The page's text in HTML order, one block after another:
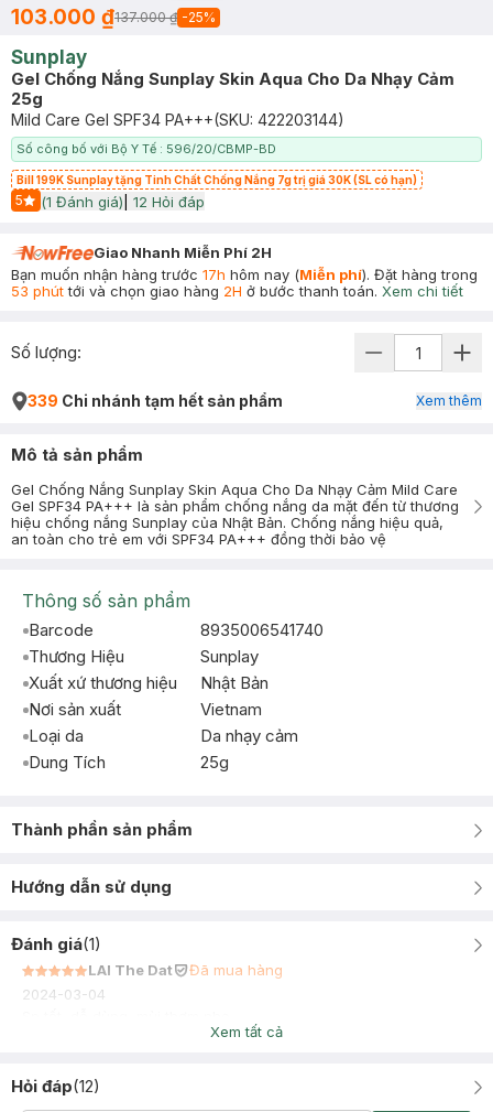
103.000 ₫137.000 ₫ -25%
Sunplay
Gel Chống Nắng Sunplay Skin Aqua Cho Da Nhạy Cảm
25g
Mild Care Gel SPF34 PA+++(SKU: 422203144)
Số công bố với Bộ Y Tế : 596/20/CBMP-BD
Bill 199K Sunplay tặng Tinh Chất Chống Nắng 7g trị giá 30K (SL có hạn)
5
Start Icon
(1 Đánh giá) 12 Hỏi đáp
Giao Nhanh Miễn Phí 2H
Bạn muốn nhận hàng trước 17h hôm nay (Miễn phí). Đặt hàng trong
53 phúttới và chọn giao hàng 2H ở bước thanh toán. Xem chi tiết
Số lượng:
339 Chi nhánh tạm hết sản phẩm Xem thêm
Mô tả sản phẩm
Gel Chống Nắng Sunplay Skin Aqua Cho Da Nhạy Cảm Mild Care
Gel SPF34 PA+++ là sản phẩm chống nắng da mặt đến từ thương
hiệu chống nắng Sunplay của Nhật Bản. Chống nắng hiệu quả,
an toàn cho trẻ em với SPF34 PA+++ đồng thời bảo vệ
Thông số sản phẩm
Barcode
8935006541740
Thương Hiệu
Sunplay
Xuất xứ thương hiệu
Nhật Bản
Nơi sản xuất
Vietnam
Loại da
Da nhạy cảm
Dung Tích
25g
Thành phần sản phẩm
Hướng dẫn sử dụng
Đánh giá(1)
LAI The Dat
Đã mua hàng
2024-03-04
Xem tất cả
Hỏi đáp(12)